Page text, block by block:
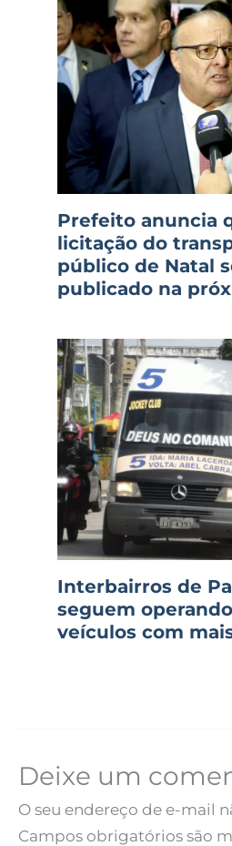
Prefeito anuncia
licitação do
público de Natal
publicado na
Interbairros de
seguem
veículos com
Deixe um
O seu endereço de e-mail
Campos obrigatórios são